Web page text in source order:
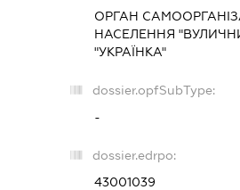
ОРГАН
НАСЕЛЕННЯ
"УКРАЇНКА"
dossier.opfSubType:
-
dossier.edrpo:
43001039